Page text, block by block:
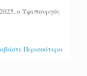
ο Υφυπουργός
Περισσότερα